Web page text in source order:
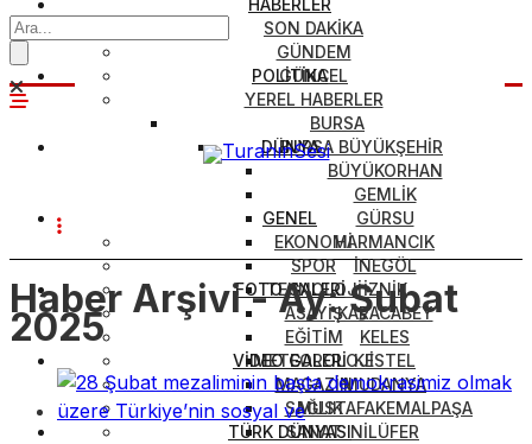
HABERLER
SON DAKİKA
GÜNDEM
GÜNCEL
YEREL HABERLER
BURSA
BURSA BÜYÜKŞEHİR
BÜYÜKORHAN
GEMLİK
GÜRSU
HARMANCIK
İNEGÖL
İZNİK
KARACABEY
KELES
KESTEL
MUDANYA
MUSTAFAKEMALPAŞA
NİLÜFER
POLİTİKA
DÜNYA
GENEL
EKONOMİ
SPOR
TEKNOLOJİ
ASAYİŞ
EĞİTİM
METEOROLOJİ
MAGAZİN
SAĞLIK
SANAT
FOTO GALERİ
VİDEO GALERİ
TÜRK DÜNYASI
Haber Arşivi -Ay:Şubat
2025